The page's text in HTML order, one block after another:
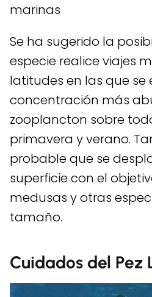
marinas
Se ha sugerido la
especie realice viajes
latitudes en las que
concentración más
zooplancton sobre
primavera y verano.
probable que se
superficie con el
medusas y otras
tamaño.
Cuidados del Pez